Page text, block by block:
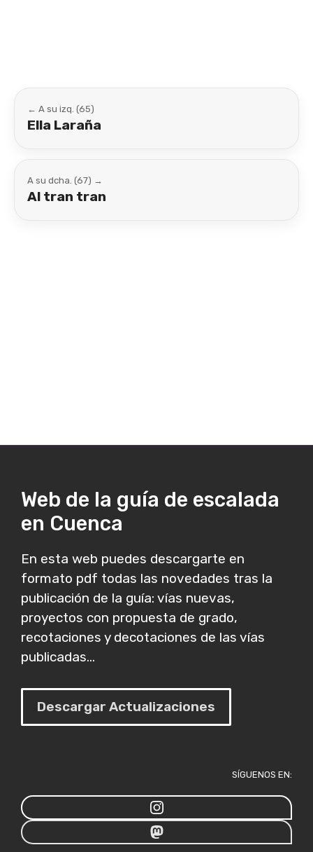
← A su izq. (65)
Ella Laraña
A su dcha. (67) →
Al tran tran
Web de la guía de escalada
en Cuenca
En esta web puedes descargarte en
formato pdf todas las novedades tras la
publicación de la guía: vías nuevas,
proyectos con propuesta de grado,
recotaciones y decotaciones de las vías
publicadas...
Descargar Actualizaciones
SÍGUENOS EN: